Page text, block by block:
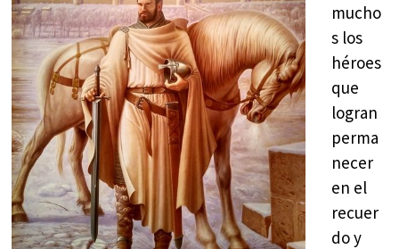
mucho
s los
héroes
que
logran
perma
necer
en el
recuer
do y